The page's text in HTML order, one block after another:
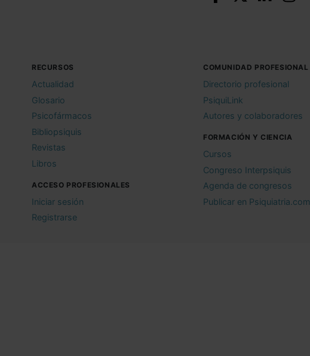
RECURSOS
Actualidad
Glosario
Psicofármacos
Bibliopsiquis
Revistas
Libros
ACCESO PROFESIONALES
Iniciar sesión
Registrarse
COMUNIDAD PROFESIONAL
Directorio profesional
PsiquiLink
Autores y colaboradores
FORMACIÓN Y CIENCIA
Cursos
Congreso Interpsiquis
Agenda de congresos
Publicar en Psiquiatria.com